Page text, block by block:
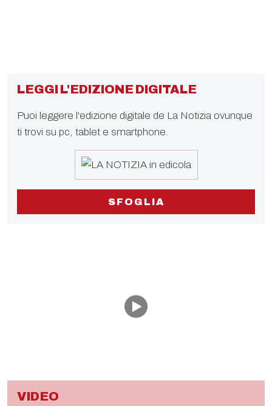
LEGGI L'EDIZIONE DIGITALE
Puoi leggere l'edizione digitale de La Notizia ovunque
ti trovi su pc, tablet e smartphone.
SFOGLIA
VIDEO